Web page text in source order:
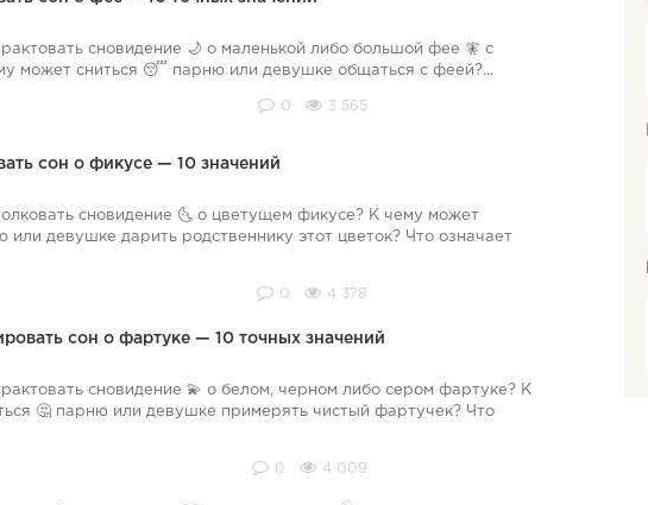
сновидение 🌙 о маленькой либо большой фее 🧚 с
может сниться 😴 парню или девушке общаться с феей?...
0 3 565
сон о фикусе — 10 значений
сновидение 🌜 о цветущем фикусе? К чему может
или девушке дарить родственнику этот цветок? Что означает
0 4 378
сон о фартуке — 10 точных значений
сновидение 💫 о белом, черном либо сером фартуке? К
🤔 парню или девушке примерять чистый фартучек? Что
0 4 009